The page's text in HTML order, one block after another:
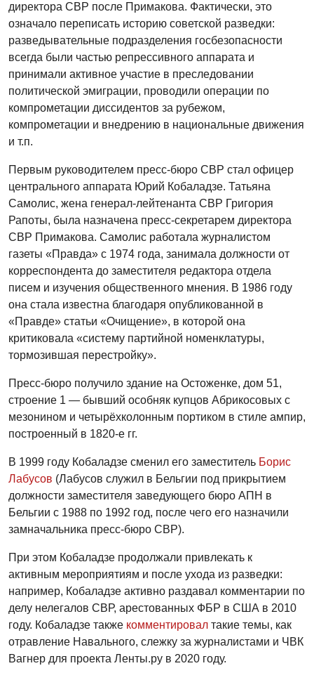
директора СВР после Примакова. Фактически, это
означало переписать историю советской разведки:
разведывательные подразделения госбезопасности
всегда были частью репрессивного аппарата и
принимали активное участие в преследовании
политической эмиграции, проводили операции по
компрометации диссидентов за рубежом,
компрометации и внедрению в национальные движения
и т.п.
Первым руководителем пресс-бюро СВР стал офицер
центрального аппарата Юрий Кобаладзе. Татьяна
Самолис, жена генерал-лейтенанта СВР Григория
Рапоты, была назначена пресс-секретарем директора
СВР Примакова. Самолис работала журналистом
газеты «Правда» с 1974 года, занимала должности от
корреспондента до заместителя редактора отдела
писем и изучения общественного мнения. В 1986 году
она стала известна благодаря опубликованной в
«Правде» статьи «Очищение», в которой она
критиковала «систему партийной номенклатуры,
тормозившая перестройку».
Пресс-бюро получило здание на Остоженке, дом 51,
строение 1 — бывший особняк купцов Абрикосовых с
мезонином и четырёхколонным портиком в стиле ампир,
построенный в 1820-е гг.
В 1999 году Кобаладзе сменил его заместитель Борис
Лабусов (Лабусов служил в Бельгии под прикрытием
должности заместителя заведующего бюро АПН в
Бельгии с 1988 по 1992 год, после чего его назначили
замначальника пресс-бюро СВР).
При этом Кобаладзе продолжали привлекать к
активным мероприятиям и после ухода из разведки:
например, Кобаладзе активно раздавал комментарии по
делу нелегалов СВР, арестованных ФБР в США в 2010
году. Кобаладзе также комментировал такие темы, как
отравление Навального, слежку за журналистами и ЧВК
Вагнер для проекта Ленты.ру в 2020 году.